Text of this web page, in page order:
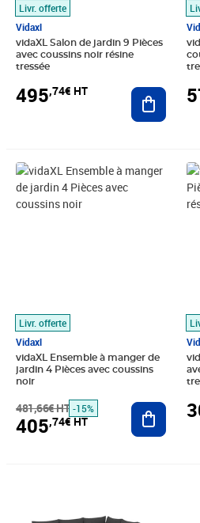
Livr. offerte
Vidaxl
vidaXL Salon de jardin 9 Pièces
avec coussins noir résine
tressée
495,74€ HT Ajouter
Livr. offerte
Vidaxl
vidaXL Ensemble à manger de
jardin 4 Pièces avec coussins
noir
481,66€ HT
Prix barré 481,66€ HT
-15%
405,74€ HT
Prix 405,74€ HT
Ajouter